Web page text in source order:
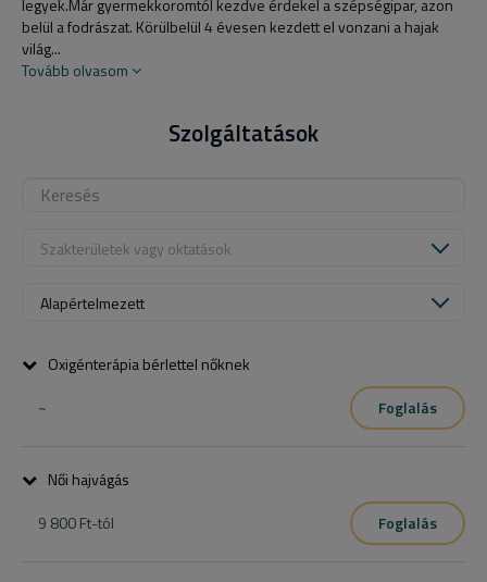
legyek.Már gyermekkoromtól kezdve érdekel a szépségipar, azon
belül a fodrászat. Körülbelül 4 évesen kezdett el vonzani a hajak
világ...
Tovább olvasom
Szolgáltatások
Szakterületek vagy oktatások
Alapértelmezett
Oxigénterápia bérlettel nőknek
~
Foglalás
Női hajvágás
9 800 Ft-tól
Foglalás
8.900.-,10.100.-,12.600.-